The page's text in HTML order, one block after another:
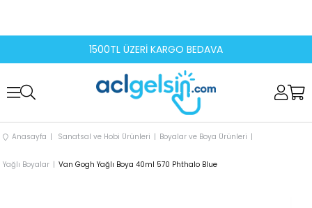
1500TL ÜZERİ KARGO BEDAVA
Anasayfa Sanatsal ve Hobi Ürünleri Boyalar ve Boya Ürünleri
Yağlı Boyalar Van Gogh Yağlı Boya 40ml 570 Phthalo Blue